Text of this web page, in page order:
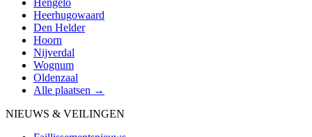
Heerhugowaard
Den Helder
Hoorn
Nijverdal
Wognum
Oldenzaal
Alle plaatsen →
NIEUWS & VEILINGEN